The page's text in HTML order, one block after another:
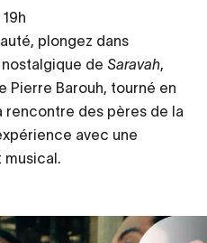
plongez dans
de Saravah,
Pierre Barouh, tourné en
rencontre des pères de la
avec une
musical.